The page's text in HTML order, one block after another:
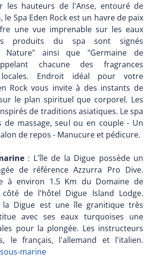
les hauteurs de l'Anse, entouré de
le Spa Eden Rock est un havre de paix
une vue imprenable sur les eaux
produits du spa sont signés
Nature" ainsi que "Germaine de
chacune des fragrances
Endroit idéal pour votre
Rock vous invite à des instants de
le plan spirituel que corporel. Les
de traditions asiatiques. Le spa
de massage, seul ou en couple - Un
de repos - Manucure et pédicure.
: L'île de la Digue possède un
de référence Azzurra Pro Dive.
à environ 1.5 Km du Domaine de
côté de l'hôtel Digue Island Lodge.
la Digue est une île granitique très
avec ses eaux turquoises une
pour la plongée. Les instructeurs
le français, l'allemand et l'italien.
marine